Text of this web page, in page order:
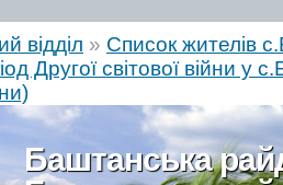
відділ » Список жителів
Другої світової війни у
Баштанська